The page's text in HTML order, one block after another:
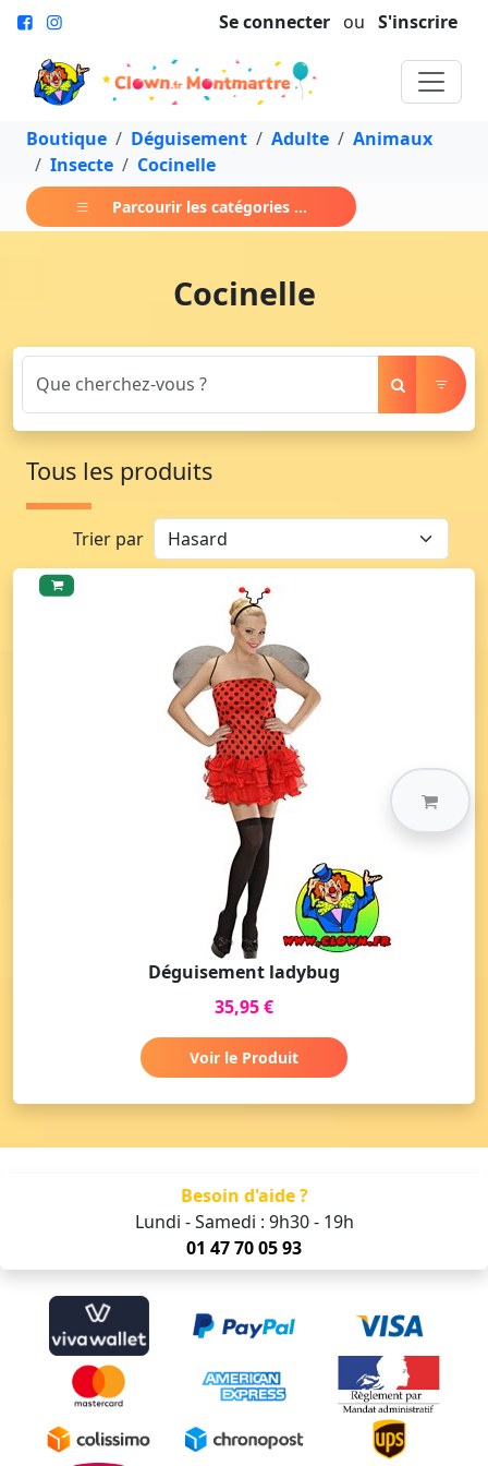
Se connecter ou S'inscrire
Boutique Déguisement Adulte
Animaux
Insecte
Cocinelle
Parcourir les catégories ...
Cocinelle
Tous les produits
Trier par
Déguisement ladybug
35,95 €
Voir le Produit
Besoin d'aide ?
Lundi - Samedi : 9h30 - 19h
01 47 70 05 93